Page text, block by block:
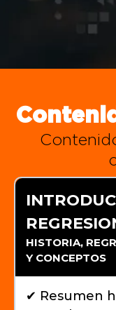
HISTORIA,
Y CONCEPTOS
✔ Resumen